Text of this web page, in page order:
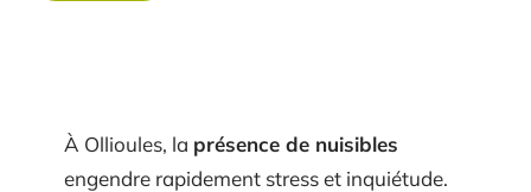
À Ollioules, la présence de nuisibles
engendre rapidement stress et inquiétude.